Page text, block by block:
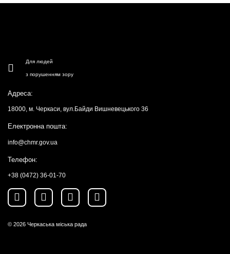
Для людей
з порушенням зору
Адреса:
18000, м. Черкаси, вул.Байди Вишневецького 36
Електронна пошта:
info@chmr.gov.ua
Телефон:
+38 (0472) 36-01-70
© 2026 Черкаська міська рада